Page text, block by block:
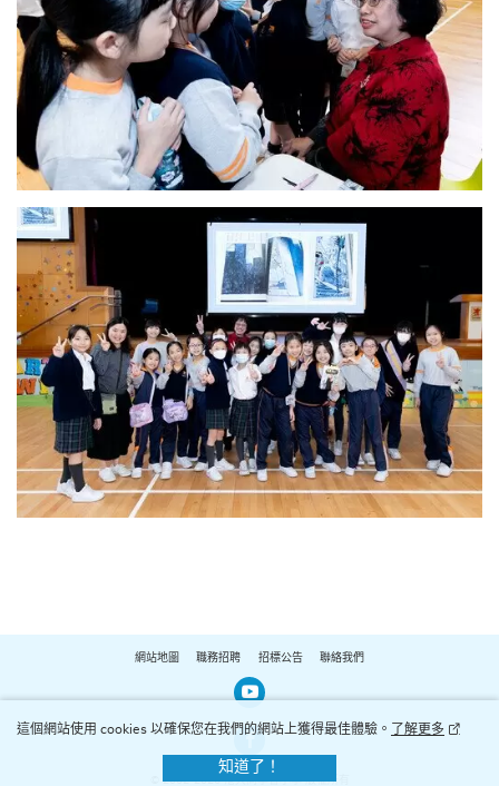
網站地圖 職務招聘 招標公告 聯絡我們
Our Youtube Channel
© 2002-2026 港大同學會小學 版權所有
這個網站使用 cookies 以確保您在我們的網站上獲得最佳體驗。 了解更多
知道了！